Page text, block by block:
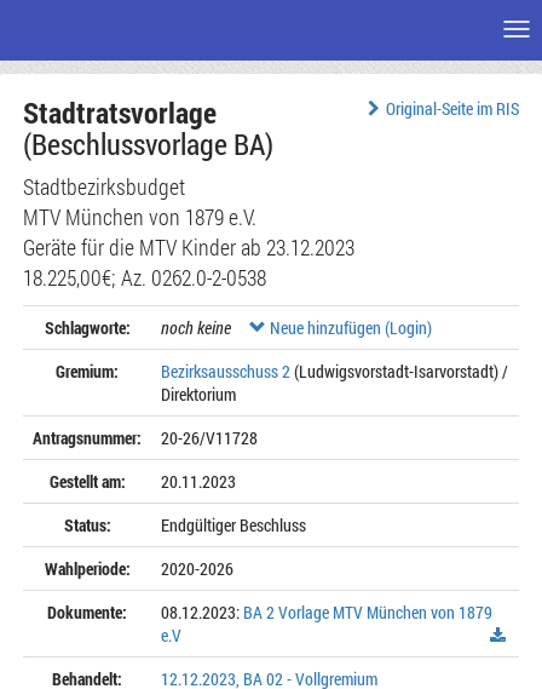
Seiteninhalt
Original-Seite im RIS
Stadtratsvorlage
(Beschlussvorlage BA)
Stadtbezirksbudget
MTV München von 1879 e.V.
Geräte für die MTV Kinder ab 23.12.2023
18.225,00€; Az. 0262.0-2-0538
Schlagworte: noch keine
Neue hinzufügen (Login)
Gremium:
Bezirksausschuss 2(Ludwigsvorstadt-Isarvorstadt) /
Direktorium
Antragsnummer:
20-26/V11728
Gestellt am:
20.11.2023
Status:
Endgültiger Beschluss
Wahlperiode:
2020-2026
Dokumente:
08.12.2023: BA 2 Vorlage MTV München von 1879
e.V
Behandelt:
12.12.2023, BA 02 - Vollgremium